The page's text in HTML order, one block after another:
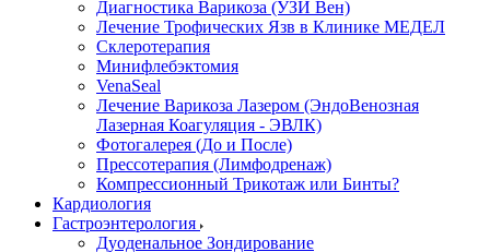
Диагностика Варикоза (УЗИ Вен)
Лечение Трофических Язв в Клинике МЕДЕЛ
Склеротерапия
Минифлебэктомия
VenaSeal
Лечение Варикоза Лазером (ЭндоВенозная
Лазерная Коагуляция - ЭВЛК)
Фотогалерея (До и После)
Прессотерапия (Лимфодренаж)
Компрессионный Трикотаж или Бинты?
Кардиология
Гастроэнтерология
Дуоденальное Зондирование